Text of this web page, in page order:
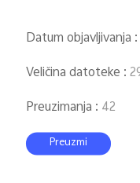
Datum objavljivanja
Veličina datoteke :
Preuzimanja : 42
Preuzmi